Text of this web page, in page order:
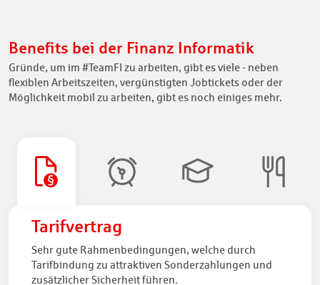
Benefits bei der Finanz Informatik
Gründe, um im #TeamFI zu arbeiten, gibt es viele - neben
flexiblen Arbeitszeiten, vergünstigten Jobtickets oder der
Möglichkeit mobil zu arbeiten, gibt es noch einiges mehr.
Tarifvertrag
Sehr gute Rahmenbedingungen, welche durch
Tarifbindung zu attraktiven Sonderzahlungen und
zusätzlicher Sicherheit führen.